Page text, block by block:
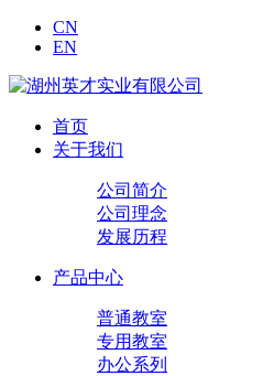
CN
EN
首页
关于我们
公司简介
公司理念
发展历程
产品中心
普通教室
专用教室
办公系列